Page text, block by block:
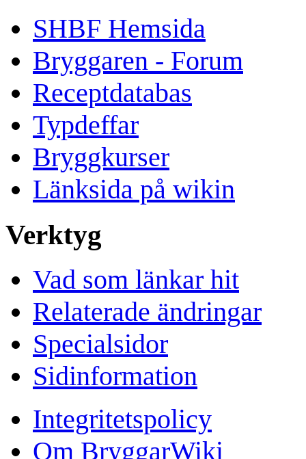
SHBF Hemsida
Bryggaren - Forum
Receptdatabas
Typdeffar
Bryggkurser
Länksida på wikin
Verktyg
Vad som länkar hit
Relaterade ändringar
Specialsidor
Sidinformation
Integritetspolicy
Om BryggarWiki